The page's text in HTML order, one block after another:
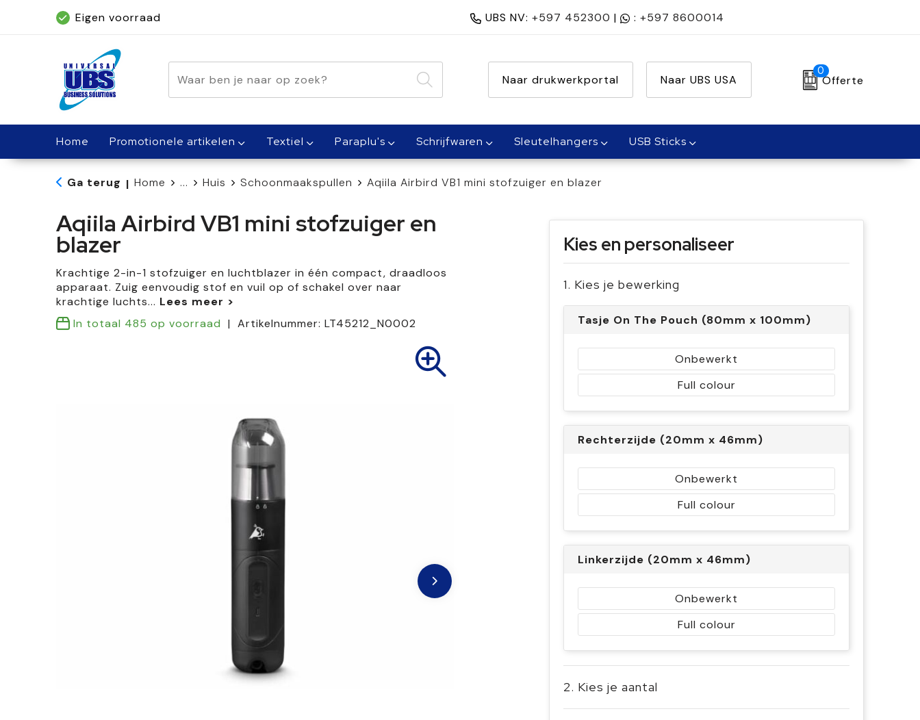
Eigen voorraad
Geleverd binnen 5 dagen, met spoed binnen 1 dag
UBS NV: +597 452300 | : +597 8600014
Naar drukwerkportal Naar UBS USA
0
Offerte
Home Promotionele artikelen Textiel Paraplu's Schrijfwaren Sleutelhangers USB Sticks
Ga terug | Home ... Huis Schoonmaakspullen Aqiila Airbird VB1 mini stofzuiger en blazer
Aqiila Airbird VB1 mini stofzuiger en
blazer
Krachtige 2-in-1 stofzuiger en luchtblazer in één compact, draadloos
apparaat. Zuig eenvoudig stof en vuil op of schakel over naar
krachtige luchts...
In totaal 485 op voorraad Artikelnummer: LT45212_N0002
Kies en personaliseer
1. Kies je bewerking
Tasje On The Pouch (80mm x 100mm)
Onbewerkt
Full colour
Rechterzijde (20mm x 46mm)
Onbewerkt
Full colour
Linkerzijde (20mm x 46mm)
Onbewerkt
Full colour
2. Kies je aantal